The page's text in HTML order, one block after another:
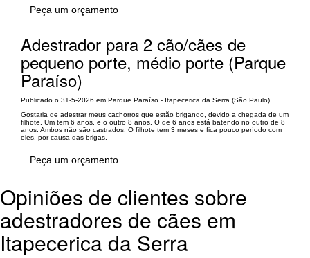
Peça um orçamento
Adestrador para 2 cão/cães de
pequeno porte, médio porte (Parque
Paraíso)
Publicado o 31-5-2026 em Parque Paraíso - Itapecerica da Serra (São Paulo)
Gostaria de adestrar meus cachorros que estão brigando, devido a chegada de um
filhote. Um tem 6 anos, e o outro 8 anos. O de 6 anos está batendo no outro de 8
anos. Ambos não são castrados. O filhote tem 3 meses e fica pouco período com
eles, por causa das brigas.
Peça um orçamento
Opiniões de clientes sobre
adestradores de cães em
Itapecerica da Serra